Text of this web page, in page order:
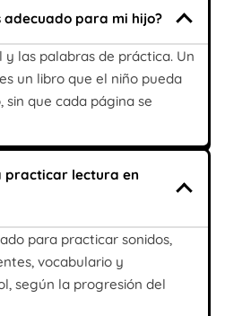
adecuado para mi hijo?
y las palabras de práctica. Un
un libro que el niño pueda
que cada página se
practicar lectura en
para practicar sonidos,
vocabulario y
según la progresión del